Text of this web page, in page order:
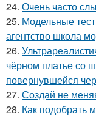
24. Очень часто
25. Модельные
агентство школа
26.
чёрном платье со
повернувшейся
27. Создай не
28. Как подобрать